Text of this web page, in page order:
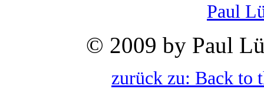
Paul
© 2009 by Paul
zurück zu: Back to